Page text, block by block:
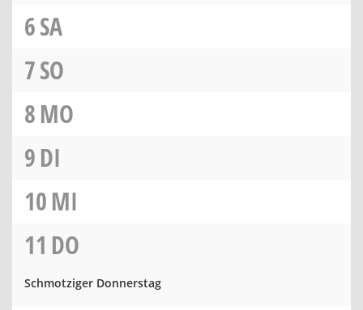
6SA
7SO
8MO
9DI
10MI
11 DO
Schmotziger Donnerstag